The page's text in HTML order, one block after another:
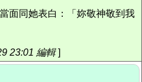
面同她表白：「妳敬神敬到我
23:01 編輯]